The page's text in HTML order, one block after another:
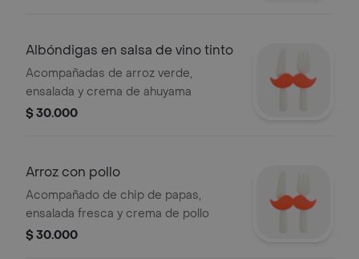
Albóndigas en salsa de vino tinto
Acompañadas de arroz verde,
ensalada y crema de ahuyama
$ 30.000
Arroz con pollo
Acompañado de chip de papas,
ensalada fresca y crema de pollo
$ 30.000